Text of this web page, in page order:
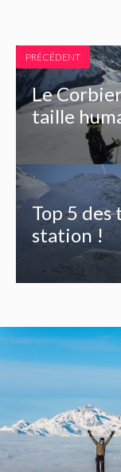
PRÉCÉDENT
Le
taille
Top 5
station !